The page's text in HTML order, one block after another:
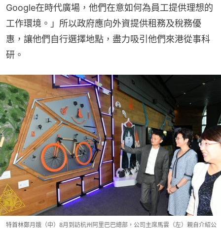
Google在時代廣場，他們在意如何為員工提供理想的
工作環境。」所以政府應向外資提供租務及稅務優
惠，讓他們自行選擇地點，盡力吸引他們來港從事科
研。
特首林鄭月娥（中）8月到訪杭州阿里巴巴總部，公司主席馬雲（左）親自介紹公